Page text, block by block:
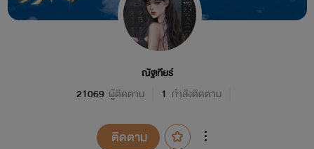
ณัฐเทียร์
21069 ผู้ติดตาม 1 กำลังติดตาม
ติดตาม